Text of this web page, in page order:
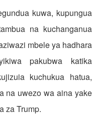
kuwa, kupungua
na kuchanganua
mbele ya hadhara
pakubwa katika
kuchukua hatua,
na uwezo wa aina yake
za Trump.